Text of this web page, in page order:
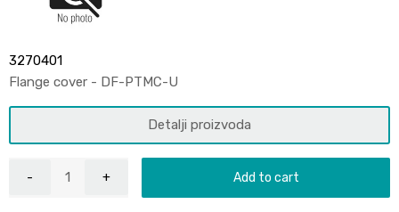
3270401
Flange cover - DF-PTMC-U
Detalji proizvoda
Add to cart